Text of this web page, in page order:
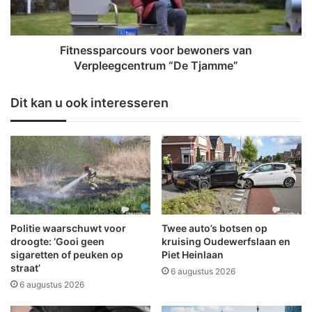
d
a
m
b
r
u
i
k
t
W
o
b
o
m
i
n
s
p
a
r
s
v
o
o
r
b
e
w
o
n
e
r
Fitnessparcours voor bewoners van
Verpleegcentrum “De Tjamme”
Dit kan u ook interesseren
Politie waarschuwt voor
droogte: ‘Gooi geen
sigaretten of peuken op
straat’
6 augustus 2026
Twee auto’s botsen op
kruising Oudewerfslaan en
Piet Heinlaan
6 augustus 2026